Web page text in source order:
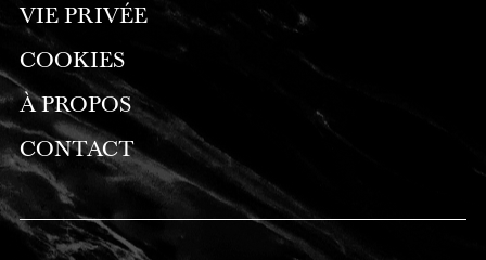
VIE PRIVÉE
COOKIES
À PROPOS
CONTACT